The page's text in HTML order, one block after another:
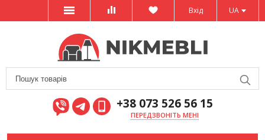
UA
Вхід
+38 073 526 56 15
ПЕРЕДЗВОНІТЬ МЕНІ